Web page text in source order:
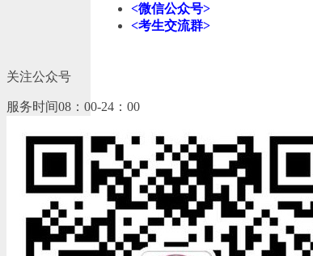
<微信公众号>
<考生交流群>
关注公众号
服务时间08：00-24：00